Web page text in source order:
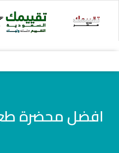
تخطي
المحتوى
افضل محضرة طعام